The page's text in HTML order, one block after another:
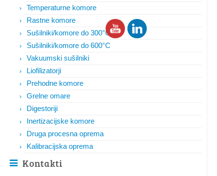
Temperaturne komore
Rastne komore
Sušilniki/komore do 300°C
Sušilniki/komore do 600°C
Vakuumski sušilniki
Liofilizatorji
Prehodne komore
Grelne omare
Digestoriji
Inertizacijske komore
Druga procesna oprema
Kalibracijska oprema
Kontakti